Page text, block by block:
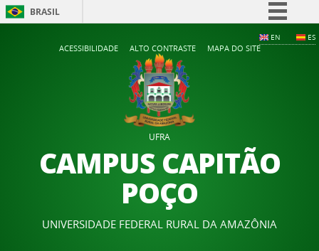
BRASIL
Acesso à informação
EN ES
ACESSIBILIDADE ALTO CONTRASTE MAPA DO SITE
UFRA
CAMPUS CAPITÃO
POÇO
UNIVERSIDADE FEDERAL RURAL DA AMAZÔNIA